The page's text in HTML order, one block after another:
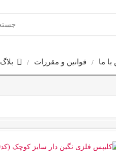
ما قوانین و مقررات بلاگ